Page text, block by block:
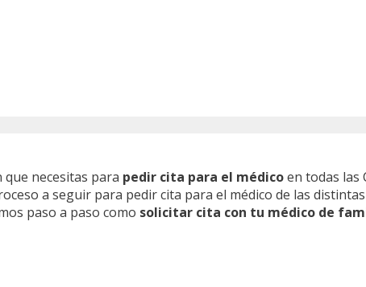
necesitas para pedir cita para el médicoen todas las
a seguir para pedir cita para el médico de las
paso a paso como solicitar cita con tu médico de